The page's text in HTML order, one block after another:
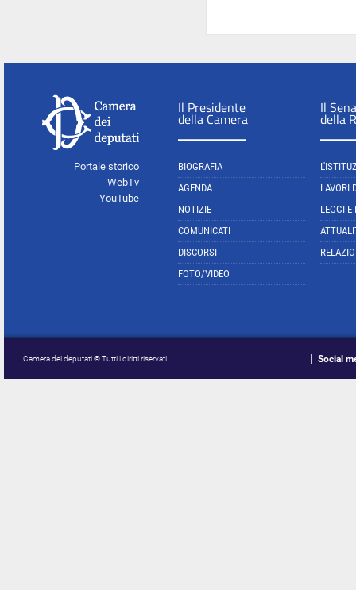
Portale storico
WebTv
YouTube
Il Presidente
della Camera
BIOGRAFIA
AGENDA
NOTIZIE
COMUNICATI
DISCORSI
FOTO/VIDEO
Il
della
LAVORI
LEGGI E
Camera dei deputati © Tutti i diritti riservati Social